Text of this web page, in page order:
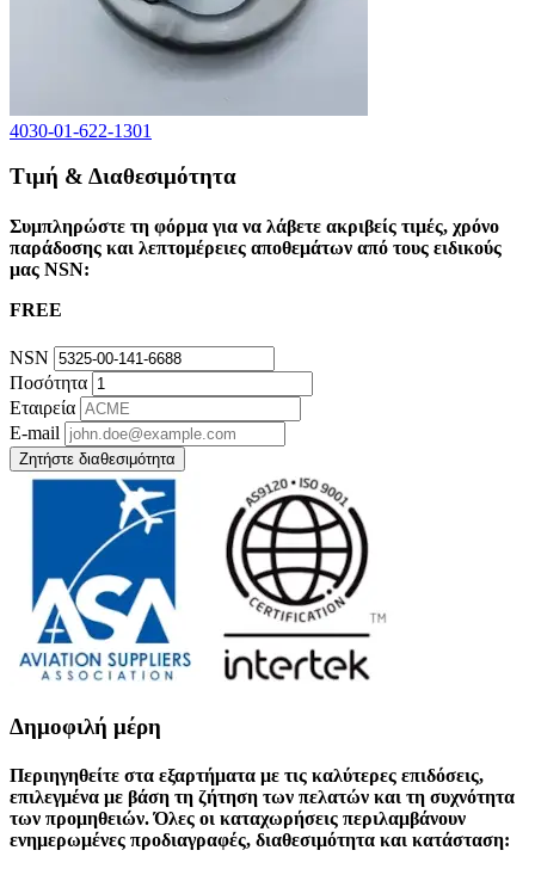
4030-01-622-1301
Τιμή & Διαθεσιμότητα
Συμπληρώστε τη φόρμα για να λάβετε ακριβείς τιμές, χρόνο
παράδοσης και λεπτομέρειες αποθεμάτων από τους ειδικούς
μας NSN:
FREE
NSN
Ποσότητα
Εταιρεία
E-mail
Ζητήστε διαθεσιμότητα
Δημοφιλή μέρη
Περιηγηθείτε στα εξαρτήματα με τις καλύτερες επιδόσεις,
επιλεγμένα με βάση τη ζήτηση των πελατών και τη συχνότητα
των προμηθειών. Όλες οι καταχωρήσεις περιλαμβάνουν
ενημερωμένες προδιαγραφές, διαθεσιμότητα και κατάσταση: